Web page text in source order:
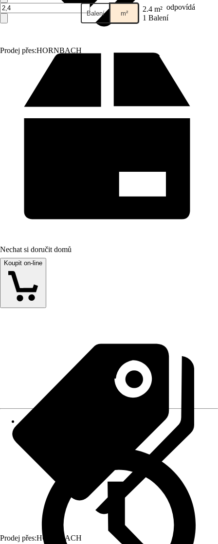
Prodej přes:HORNBACH
Balení m² 2.4 m² odpovídá
1 Balení
Nechat si doručit domů
Koupit on-line
Prodej přes:HORNBACH